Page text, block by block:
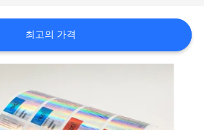
최고의 가격